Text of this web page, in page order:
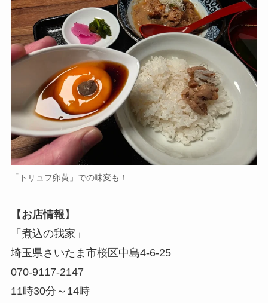
「トリュフ卵黄」での味変も！
【お店情報 】
「煮込の我家」
埼玉県さいたま市桜区中島4-6-25
070-9117-2147
11時30分～14時